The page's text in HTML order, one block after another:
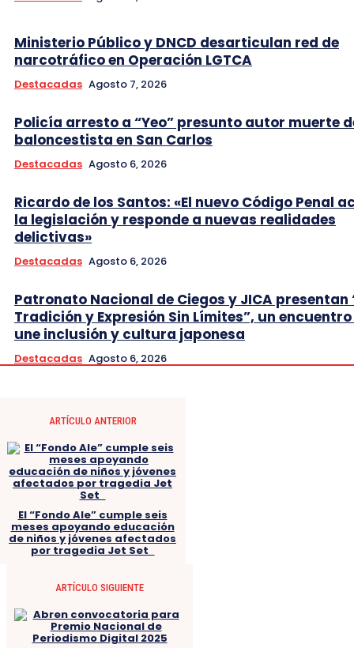
Ministerio Público y DNCD desarticulan red de
narcotráfico en Operación LGTCA
Destacadas Agosto 7, 2026
Policía arresto a “Yeo” presunto autor muerte
baloncestista en San Carlos
Destacadas Agosto 6, 2026
Ricardo de los Santos: «El nuevo Código Penal
la legislación y responde a nuevas realidades
delictivas»
Destacadas Agosto 6, 2026
Patronato Nacional de Ciegos y JICA presentan
Tradición y Expresión Sin Límites”, un
une inclusión y cultura japonesa
Destacadas Agosto 6, 2026
ARTÍCULO ANTERIOR
El “Fondo Ale” cumple seis
meses apoyando educación
de niños y jóvenes afectados
por tragedia Jet Set
ARTÍCULO SIGUIENTE